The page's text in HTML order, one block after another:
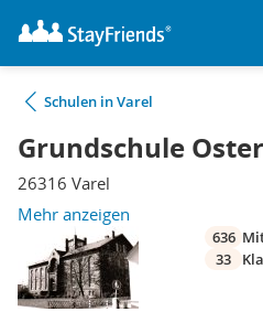
Schulen in Varel
Grundschule
26316 Varel
Mehr anzeigen
636
33